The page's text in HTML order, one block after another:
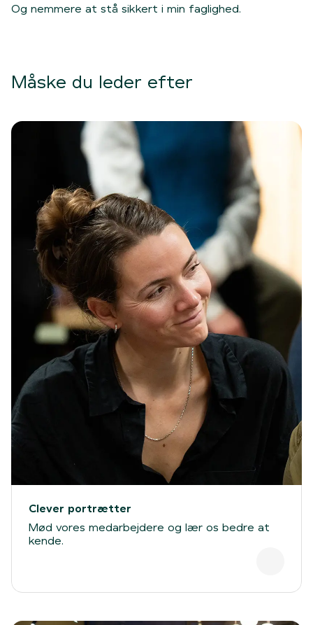
Og nemmere at stå sikkert i min faglighed.
Måske du leder efter
Clever portrætter
Mød vores medarbejdere og lær os bedre at
kende.